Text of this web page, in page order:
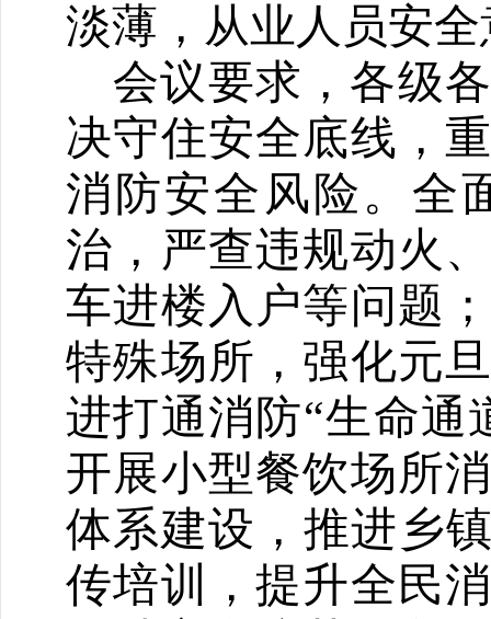
淡薄，从业人员安
会议要求，各级
决守住安全底线，
消防安全风险。全
治，严查违规动火
车进楼入户等问题
特殊场所，强化元
进打通消防“生命通
开展小型餐饮场所
体系建设，推进乡
传培训，提升全民